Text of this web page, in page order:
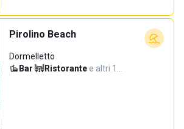
Pirolino Beach
Dormelletto
Bar· Ristorante·e altri 1…